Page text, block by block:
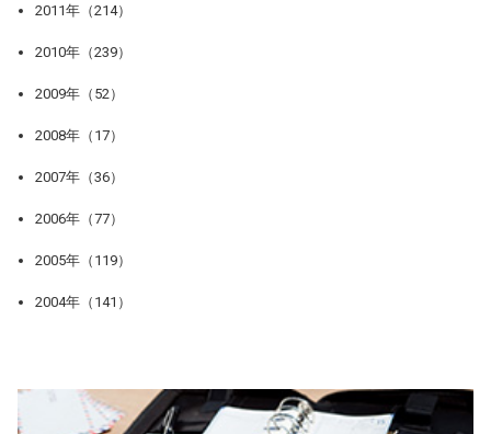
2011年（214）
2010年（239）
2009年（52）
2008年（17）
2007年（36）
2006年（77）
2005年（119）
2004年（141）